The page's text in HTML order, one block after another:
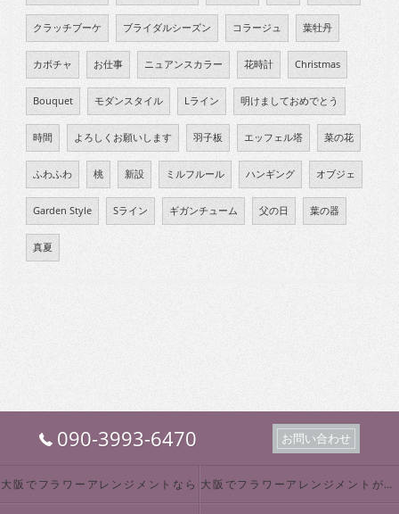
クラッチブーケ ブライダルシーズン コラージュ 葉牡丹
カボチャ お仕事 ニュアンスカラー 花時計 Christmas
Bouquet モダンスタイル Lライン 明けましておめでとう
時間 よろしくお願いします 羽子板 エッフェル塔 菜の花
ふわふわ 桃 新設 ミルフルール ハンギング オブジェ
Garden Style Sライン ギガンチューム 父の日 葉の器
真夏
090-3993-6470 お問い合わせ
大阪でフラワーアレンジメントなら 大阪でフラワーアレンジメントが必要とされる理由